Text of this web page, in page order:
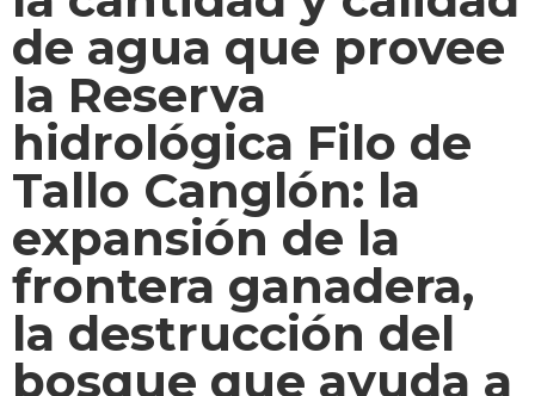
de agua que provee
la Reserva
hidrológica Filo de
Tallo Canglón: la
expansión de la
frontera ganadera,
la destrucción del
bosque que ayuda a